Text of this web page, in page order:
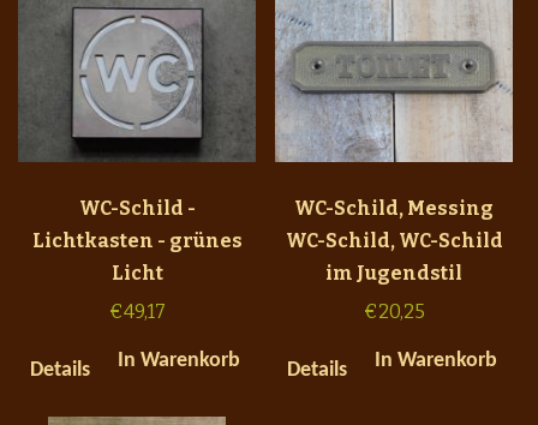
WC-Schild -
Lichtkasten - grünes
Licht
€49,17
Details In Warenkorb
WC-Schild, Messing
WC-Schild, WC-Schild
im Jugendstil
€20,25
Details In Warenkorb